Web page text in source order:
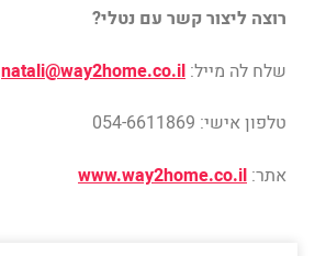
רוצה ליצור קשר עם נטלי?
שלח לה מייל: natali@way2home.co.il
טלפון אישי: 054-6611869
אתר: www.way2home.co.il